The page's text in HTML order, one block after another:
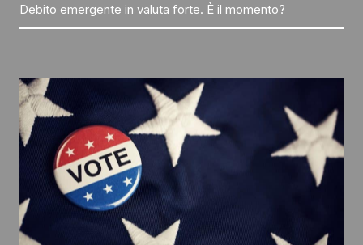
Debito emergente in valuta forte. È il momento?